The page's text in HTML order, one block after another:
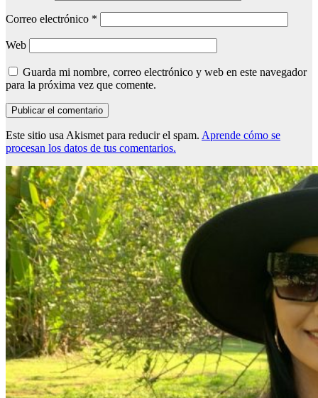
Correo electrónico *
Web
Guarda mi nombre, correo electrónico y web en este navegador
para la próxima vez que comente.
Este sitio usa Akismet para reducir el spam. Aprende cómo se
procesan los datos de tus comentarios.